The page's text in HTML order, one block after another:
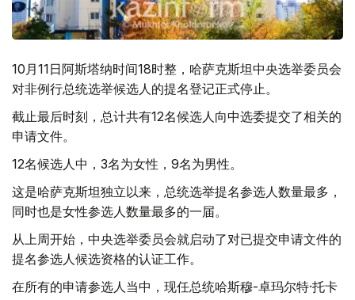
10月11日阿斯塔纳时间18时整，哈萨克斯坦中央选举委员会
对非例行总统选举候选人的提名登记正式停止。
截止最后时刻，总计共有12名候选人向中选委提交了相关的
申请文件。
12名候选人中，3名为女性，9名为男性。
这是哈萨克斯坦独立以来，总统选举提名参选人数量最多，
同时也是女性参选人数量最多的一届。
从上周开始，中央选举委员会就启动了对已提交申请文件的
提名参选人候选资格的认证工作。
在所有的申请参选人当中，现任总统哈斯穆-卓玛尔特·托卡